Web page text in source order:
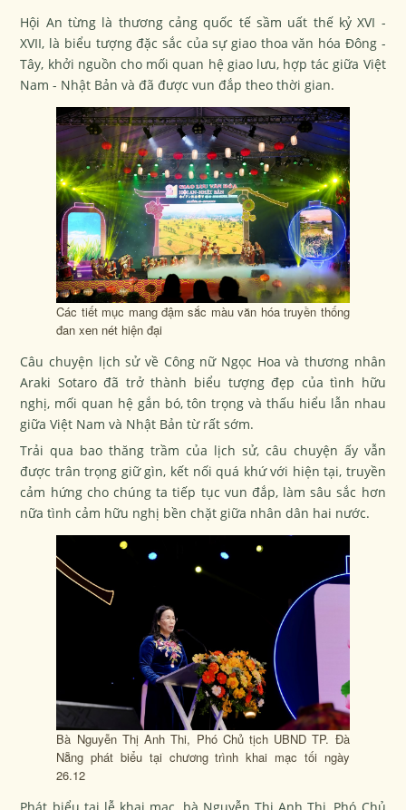
Hội An từng là thương cảng quốc tế sầm uất thế kỷ XVI -
XVII, là biểu tượng đặc sắc của sự giao thoa văn hóa Đông -
Tây, khởi nguồn cho mối quan hệ giao lưu, hợp tác giữa Việt
Nam - Nhật Bản và đã được vun đắp theo thời gian.
Các tiết mục mang đậm sắc màu văn hóa truyền thống
đan xen nét hiện đại
Câu chuyện lịch sử về Công nữ Ngọc Hoa và thương nhân
Araki Sotaro đã trở thành biểu tượng đẹp của tình hữu
nghị, mối quan hệ gắn bó, tôn trọng và thấu hiểu lẫn nhau
giữa Việt Nam và Nhật Bản từ rất sớm.
Trải qua bao thăng trầm của lịch sử, câu chuyện ấy vẫn
được trân trọng giữ gìn, kết nối quá khứ với hiện tại, truyền
cảm hứng cho chúng ta tiếp tục vun đắp, làm sâu sắc hơn
nữa tình cảm hữu nghị bền chặt giữa nhân dân hai nước.
Bà Nguyễn Thị Anh Thi, Phó Chủ tịch UBND TP. Đà
Nẵng phát biểu tại chương trình khai mạc tối ngày
26.12